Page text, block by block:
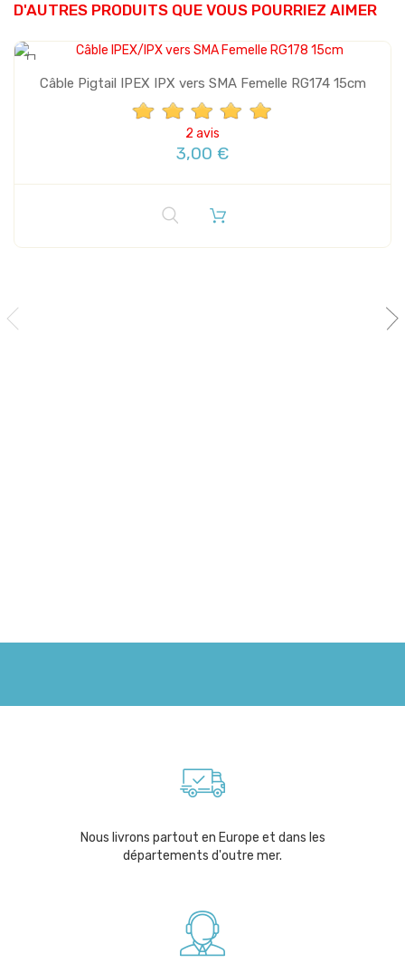
D'AUTRES PRODUITS QUE VOUS POURRIEZ AIMER
Câble Pigtail IPEX IPX vers SMA Femelle RG174 15cm
2 avis
3,00 €
Nous livrons partout en Europe et dans les
départements d'outre mer.